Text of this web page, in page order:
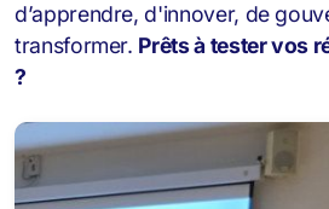
d’apprendre, d'innover, de
transformer. Prêts à tester vos
?